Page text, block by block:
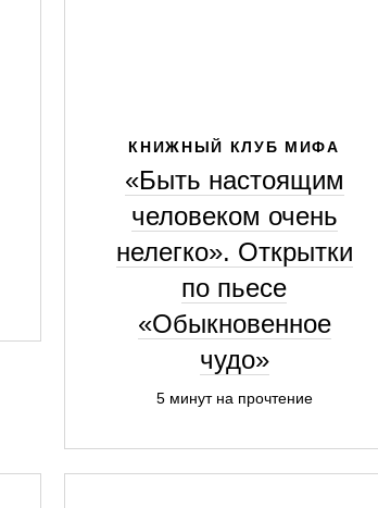
КНИЖНЫЙ КЛУБ МИФА
«Быть настоящим
человеком очень
нелегко». Открытки
по пьесе
«Обыкновенное
чудо»
5 минут на прочтение